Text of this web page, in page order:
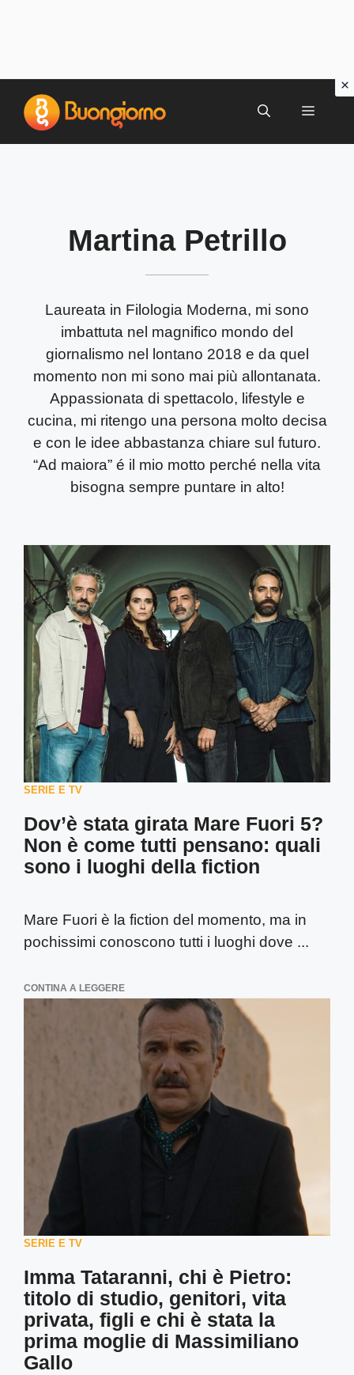
contenuto
MENU
Martina Petrillo
Laureata in Filologia Moderna, mi sono
imbattuta nel magnifico mondo del
giornalismo nel lontano 2018 e da quel
momento non mi sono mai più allontanata.
Appassionata di spettacolo, lifestyle e
cucina, mi ritengo una persona molto decisa
e con le idee abbastanza chiare sul futuro.
“Ad maiora” é il mio motto perché nella vita
bisogna sempre puntare in alto!
SERIE E TV
Dov’è stata girata Mare Fuori 5?
Non è come tutti pensano: quali
sono i luoghi della fiction
Mare Fuori è la fiction del momento, ma in
pochissimi conoscono tutti i luoghi dove ...
CONTINA A LEGGERE
SERIE E TV
Imma Tataranni, chi è Pietro:
titolo di studio, genitori, vita
privata, figli e chi è stata la
prima moglie di Massimiliano
Gallo